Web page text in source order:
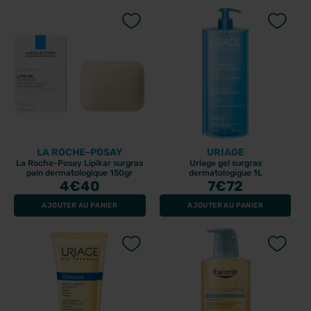
LA ROCHE-POSAY
La Roche-Posay Lipikar surgras
pain dermatologique 150gr
4€40
AJOUTER AU PANIER
URIAGE
Uriage gel surgras
dermatologigue 1L
7€72
AJOUTER AU PANIER